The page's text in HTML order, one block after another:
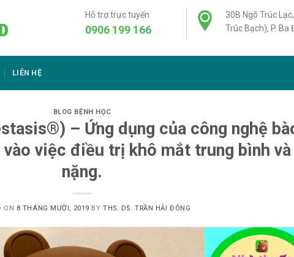
Hỗ trợ trực tuyến
0906 199 166
30B Ngõ Trúc
Trúc Bạch), P. Ba
LIÊN HỆ
BLOG BỆNH HỌC
– Ứng dụng của công nghệ
việc điều trị khô mắt trung bình và
nặng.
ON 8 THÁNG MƯỜI, 2019 BYTHS. DS. TRẦN HẢI ĐÔNG